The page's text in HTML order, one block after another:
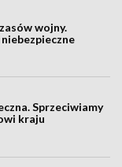
wojny.
Sprzeciwiamy
kraju